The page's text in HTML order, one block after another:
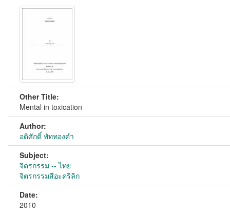
Other Title:
Mental in toxication
Author:
อดิศักดิ์ พัททองคำ
Subject:
จิตรกรรม -- ไทย
จิตรกรรมสีอะคริลิก
Date:
2010